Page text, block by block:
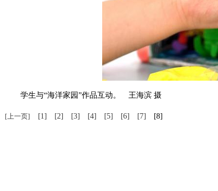
学生与“海洋家园”作品互动。 王海滨 摄
[上一页] [1] [2] [3] [4] [5] [6] [7] [8]